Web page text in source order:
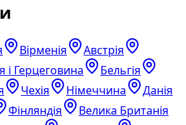
Вірменія
Австрія
і Герцеговина
Бельгія
Чехія Німеччина
Данія
Фінляндія
Велика Британія